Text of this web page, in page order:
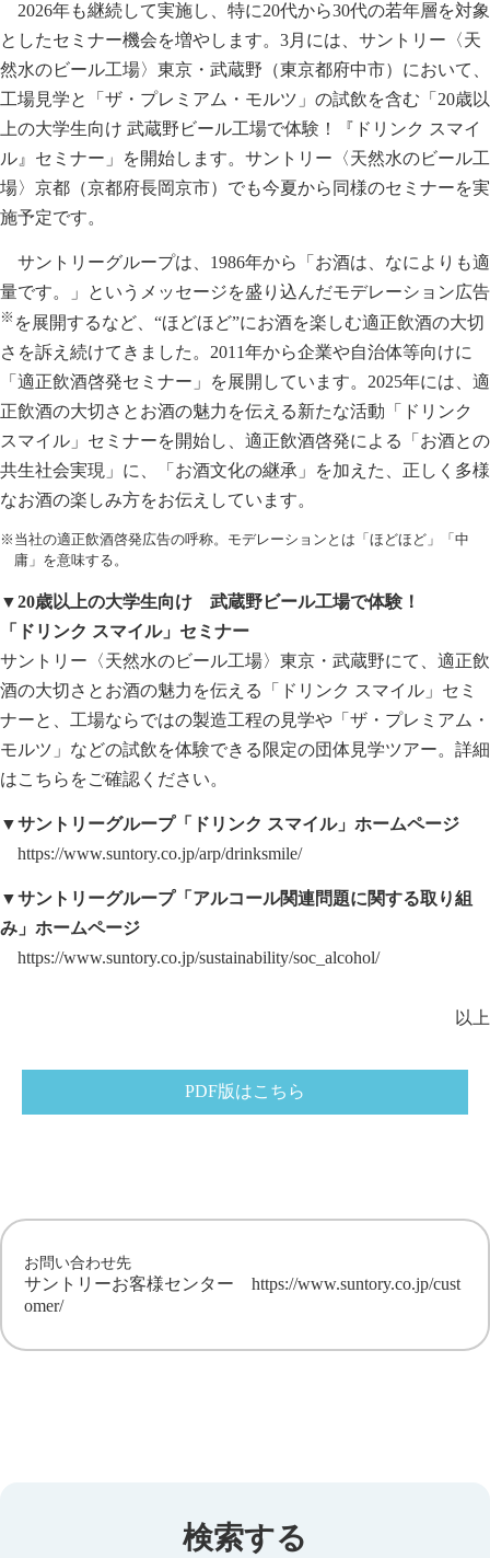
2026年も継続して実施し、特に20代から30代の若年層を対象
としたセミナー機会を増やします。3月には、サントリー〈天
然水のビール工場〉東京・武蔵野（東京都府中市）において、
工場見学と「ザ・プレミアム・モルツ」の試飲を含む「20歳以
上の大学生向け 武蔵野ビール工場で体験！『ドリンク スマイ
ル』セミナー」を開始します。サントリー〈天然水のビール工
場〉京都（京都府長岡京市）でも今夏から同様のセミナーを実
施予定です。
サントリーグループは、1986年から「お酒は、なによりも適
量です。」というメッセージを盛り込んだモデレーション広告
※ を展開するなど、“ほどほど”にお酒を楽しむ適正飲酒の大切
さを訴え続けてきました。2011年から企業や自治体等向けに
「適正飲酒啓発セミナー」を展開しています。2025年には、適
正飲酒の大切さとお酒の魅力を伝える新たな活動「ドリンク
スマイル」セミナーを開始し、適正飲酒啓発による「お酒との
共生社会実現」に、「お酒文化の継承」を加えた、正しく多様
なお酒の楽しみ方をお伝えしています。
※当社の適正飲酒啓発広告の呼称。モデレーションとは「ほどほど」「中
庸」を意味する。
▼20歳以上の大学生向け 武蔵野ビール工場で体験！
「ドリンク スマイル」セミナー
サントリー〈天然水のビール工場〉東京・武蔵野にて、適正飲
酒の大切さとお酒の魅力を伝える「ドリンク スマイル」セミ
ナーと、工場ならではの製造工程の見学や「ザ・プレミアム・
モルツ」などの試飲を体験できる限定の団体見学ツアー。詳細
はこちら をご確認ください。
▼サントリーグループ「ドリンク スマイル」ホームページ
https://www.suntory.co.jp/arp/drinksmile/
▼サントリーグループ「アルコール関連問題に関する取り組
み」ホームページ
https://www.suntory.co.jp/sustainability/soc_alcohol/
以上
PDF版はこちら
お問い合わせ先
サントリーお客様センター https://www.suntory.co.jp/cust
omer/
検索する